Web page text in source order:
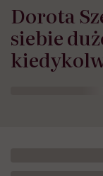
Dorota
siebie